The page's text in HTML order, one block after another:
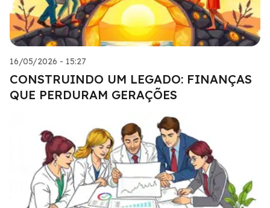
16/05/2026 - 15:27
CONSTRUINDO UM LEGADO: FINANÇAS
QUE PERDURAM GERAÇÕES